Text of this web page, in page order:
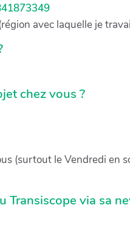
avec laquelle je
chez vous ?
(surtout le Vendredi
Transiscope via sa